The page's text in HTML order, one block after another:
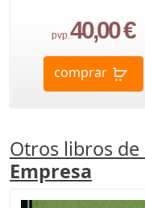
pvp.40,00 €
comprar
Otros libros de
Empresa